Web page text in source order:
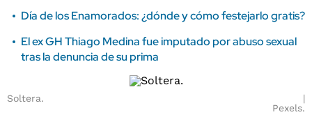
Día de los Enamorados: ¿dónde y cómo festejarlo gratis?
El ex GH Thiago Medina fue imputado por abuso sexual
tras la denuncia de su prima
Soltera.
Pexels.